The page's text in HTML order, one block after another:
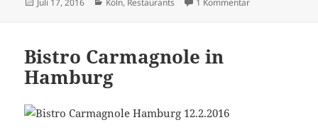
Juli 17, 2016 Köln, Restaurants 1 Kommentar
Bistro Carmagnole in
Hamburg